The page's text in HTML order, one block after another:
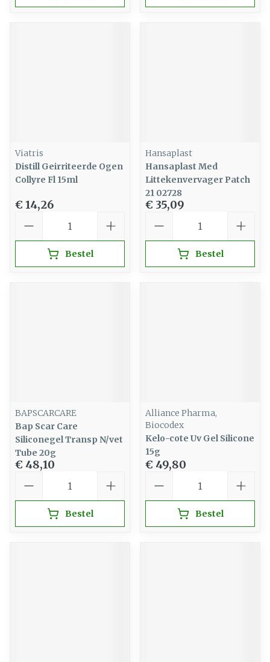
Viatris
Distill Geirriteerde Ogen
Collyre Fl 15ml
€ 14,26
Bestel
Hansaplast
Hansaplast Med
Littekenvervager Patch
21 02728
€ 35,09
Bestel
BAPSCARCARE
Bap Scar Care
Siliconegel Transp N/vet
Tube 20g
€ 48,10
Bestel
Alliance Pharma,
Biocodex
Kelo-cote Uv Gel Silicone
15g
€ 49,80
Bestel